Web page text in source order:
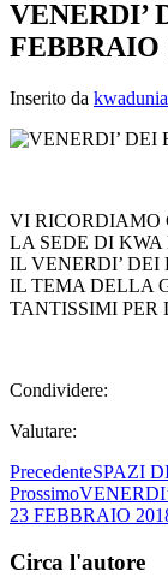
VENERDI’
FEBBRAIO
Inserito da kwadunia
VI RICORDIAMO
LA SEDE DI
IL VENERDI’
IL TEMA DELLA
TANTISSIMI PER
Condividere:
Valutare:
PrecedenteSPAZI
Prossimo
23 FEBBRAIO
Circa l'autore